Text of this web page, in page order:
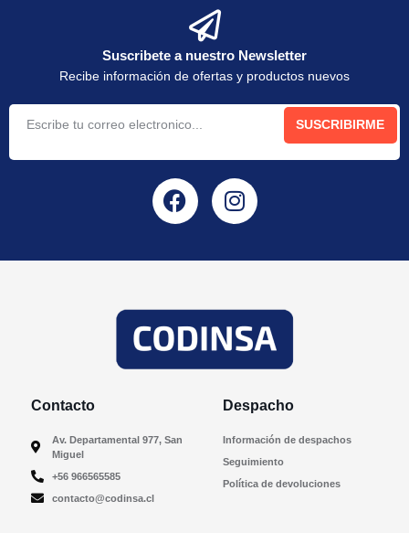
Suscribete a nuestro Newsletter
Recibe información de ofertas y productos nuevos
SUSCRIBIRME
Contacto
Av. Departamental 977, San
Miguel
+56 966565585
contacto@codinsa.cl
Despacho
Información de despachos
Seguimiento
Política de devoluciones